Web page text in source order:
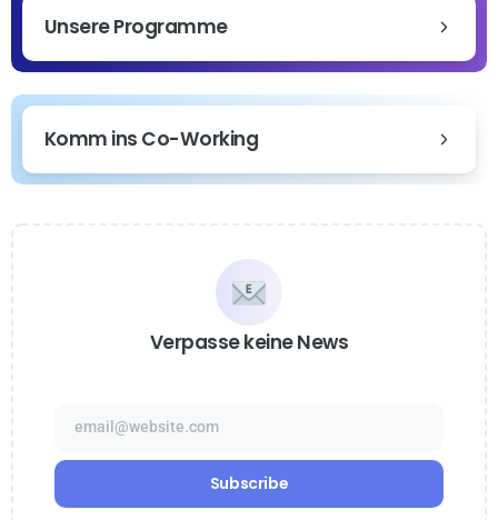
Unsere Programme
Komm ins Co-Working
Verpasse keine News